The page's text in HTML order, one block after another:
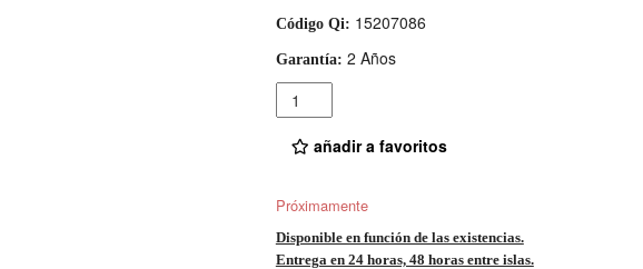
Código Qi: 15207086
Garantía: 2 Años
Cantidad
añadir a favoritos
Próximamente
Disponible en función de las existencias.
Entrega en 24 horas, 48 horas entre islas.